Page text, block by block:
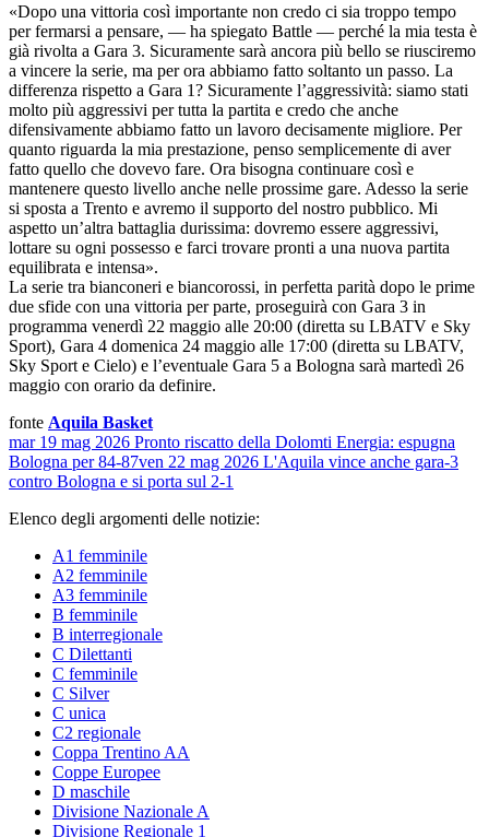
«Dopo una vittoria così importante non credo ci sia troppo tempo
per fermarsi a pensare, — ha spiegato Battle — perché la mia testa è
già rivolta a Gara 3. Sicuramente sarà ancora più bello se riusciremo
a vincere la serie, ma per ora abbiamo fatto soltanto un passo. La
differenza rispetto a Gara 1? Sicuramente l’aggressività: siamo stati
molto più aggressivi per tutta la partita e credo che anche
difensivamente abbiamo fatto un lavoro decisamente migliore. Per
quanto riguarda la mia prestazione, penso semplicemente di aver
fatto quello che dovevo fare. Ora bisogna continuare così e
mantenere questo livello anche nelle prossime gare. Adesso la serie
si sposta a Trento e avremo il supporto del nostro pubblico. Mi
aspetto un’altra battaglia durissima: dovremo essere aggressivi,
lottare su ogni possesso e farci trovare pronti a una nuova partita
equilibrata e intensa».
La serie tra bianconeri e biancorossi, in perfetta parità dopo le prime
due sfide con una vittoria per parte, proseguirà con Gara 3 in
programma venerdì 22 maggio alle 20:00 (diretta su LBATV e Sky
Sport), Gara 4 domenica 24 maggio alle 17:00 (diretta su LBATV,
Sky Sport e Cielo) e l’eventuale Gara 5 a Bologna sarà martedì 26
maggio con orario da definire.
fonte Aquila Basket
mar 19 mag 2026 Pronto riscatto della Dolomti Energia: espugna
Bologna per 84-87ven 22 mag 2026 L'Aquila vince anche gara-3
contro Bologna e si porta sul 2-1
Elenco degli argomenti delle notizie:
A1 femminile
A2 femminile
A3 femminile
B femminile
B interregionale
C Dilettanti
C femminile
C Silver
C unica
C2 regionale
Coppa Trentino AA
Coppe Europee
D maschile
Divisione Nazionale A
Divisione Regionale 1